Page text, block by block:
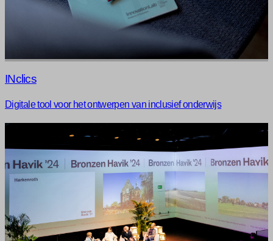
INclics
Digitale tool voor het ontwerpen van inclusief onderwijs